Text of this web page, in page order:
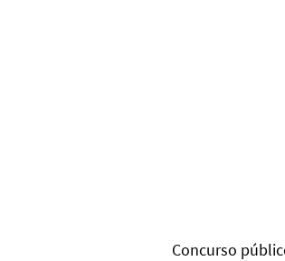
Concurso